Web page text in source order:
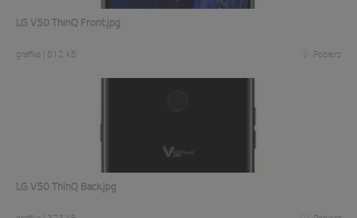
LG V50 ThinQ Front.jpg
grafika 812 KB Pobierz
LG V50 ThinQ Back.jpg